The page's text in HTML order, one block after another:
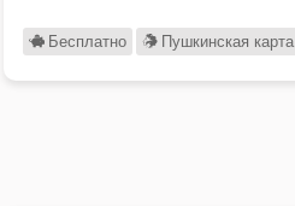
Бесплатно Пушкинская карта